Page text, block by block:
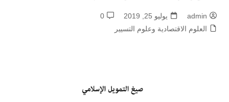
admin يوليو 25, 2019
0
العلوم الاقتصادية وعلوم التسيير